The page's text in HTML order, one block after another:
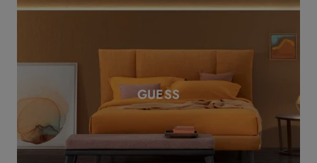
GUESS